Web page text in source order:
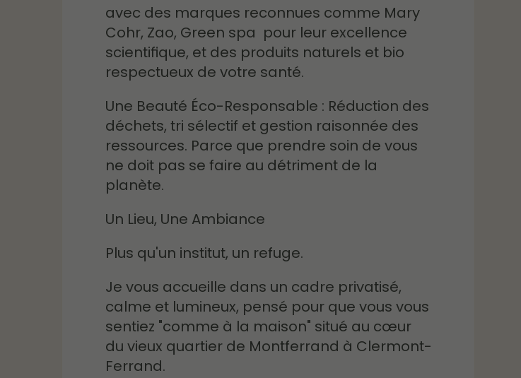
avec des marques reconnues comme Mary
Cohr, Zao, Green spa pour leur excellence
scientifique, et des produits naturels et bio
respectueux de votre santé.
Une Beauté Éco-Responsable : Réduction des
déchets, tri sélectif et gestion raisonnée des
ressources. Parce que prendre soin de vous
ne doit pas se faire au détriment de la
planète.
Un Lieu, Une Ambiance
Plus qu'un institut, un refuge.
Je vous accueille dans un cadre privatisé,
calme et lumineux, pensé pour que vous vous
sentiez "comme à la maison" situé au cœur
du vieux quartier de Montferrand à Clermont-
Ferrand.